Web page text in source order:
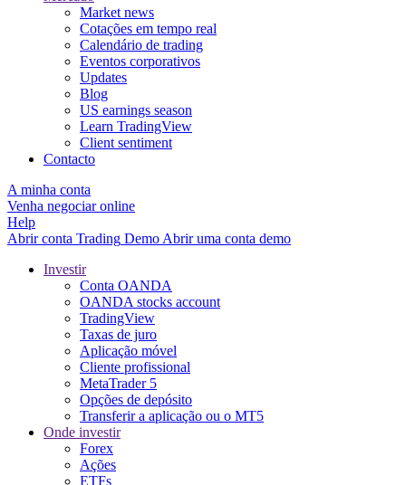
Market news
Cotações em tempo real
Calendário de trading
Eventos corporativos
Updates
Blog
US earnings season
Learn TradingView
Client sentiment
Contacto
A minha conta
Venha negociar online
Help
Abrir conta Trading Demo Abrir uma conta demo
Investir
Conta OANDA
OANDA stocks account
TradingView
Taxas de juro
Aplicação móvel
Cliente profissional
MetaTrader 5
Opções de depósito
Transferir a aplicação ou o MT5
Onde investir
Forex
Ações
ETFs